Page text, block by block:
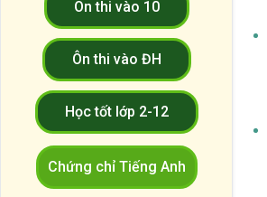
Ôn thi vào 10
Ôn thi vào ĐH
Học tốt lớp 2-12
Chứng chỉ Tiếng Anh